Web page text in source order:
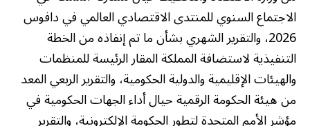
الاجتماع السنوي للمنتدى الاقتصادي العالمي في دافوس
2026، والتقرير الشهري بشأن ما تم إنفاذه من الخطة
التنفيذية لاستضافة المملكة المقار الرئيسة للمنظمات
والهيئات الإقليمية والدولية الحكومية، والتقرير الربعي المعد
من هيئة الحكومة الرقمية حيال أداء الجهات الحكومية في
مؤشر الأمم المتحدة لتطور الحكومة الإلكترونية، والتقرير